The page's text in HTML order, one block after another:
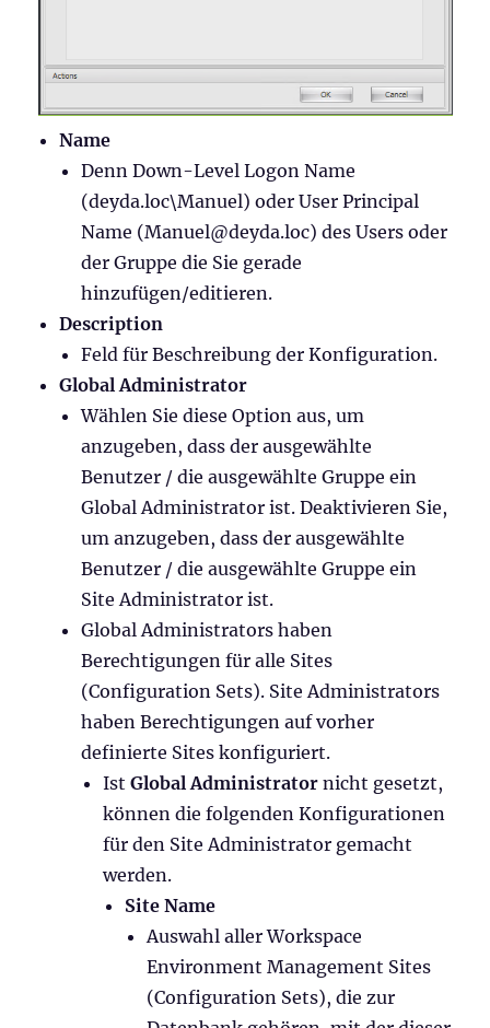
Name
Denn Down-Level Logon Name
(deyda.loc\Manuel) oder User Principal
Name (Manuel@deyda.loc) des Users oder
der Gruppe die Sie gerade
hinzufügen/editieren.
Description
Feld für Beschreibung der Konfiguration.
Global Administrator
Wählen Sie diese Option aus, um
anzugeben, dass der ausgewählte
Benutzer / die ausgewählte Gruppe ein
Global Administrator ist. Deaktivieren Sie,
um anzugeben, dass der ausgewählte
Benutzer / die ausgewählte Gruppe ein
Site Administrator ist.
Global Administrators haben
Berechtigungen für alle Sites
(Configuration Sets). Site Administrators
haben Berechtigungen auf vorher
definierte Sites konfiguriert.
IstGlobal Administrator nicht gesetzt,
können die folgenden Konfigurationen
für den Site Administrator gemacht
werden.
Site Name
Auswahl aller Workspace
Environment Management Sites
(Configuration Sets), die zur